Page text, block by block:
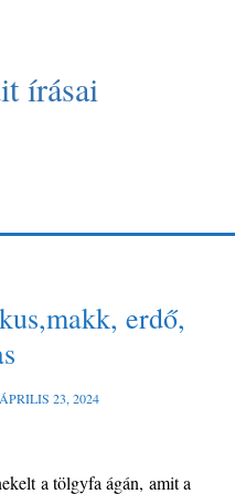
írásai
erdő,
ÁPRILIS 23, 2024
a tölgyfa ágán, amit a